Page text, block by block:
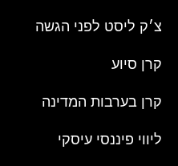
צ׳ק ליסט לפני הגשה
קרן סיוע
קרן בערבות המדינה
ליווי פיננסי עיסקי